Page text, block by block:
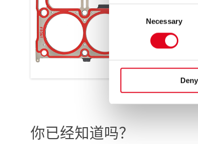
You thereby also
GDPR. These third
be a risk that data
enforced.
Consent
Necessary
Deny
你已经知道吗？